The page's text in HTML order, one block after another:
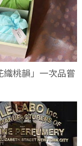
桃韻」一次品嘗